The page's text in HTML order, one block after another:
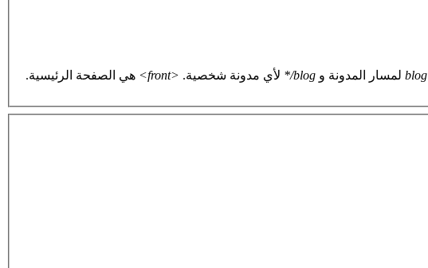
blog لمسار المدونة و blog/* لأي مدونة شخصية. <front>
هي الصفحة الرئيسية.